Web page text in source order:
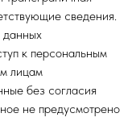
сведения.
данных
к персональным
лицам
без согласия
не предусмотрено